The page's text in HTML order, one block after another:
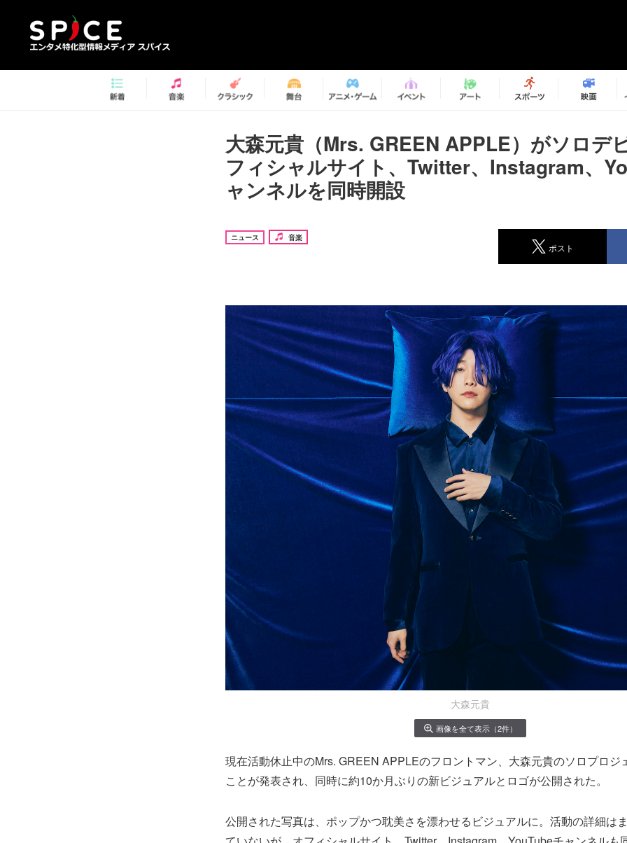
大森元貴（Mrs. GREEN APPLE）がソロ
フィシャルサイト、Twitter、Instagram、
ャンネルを同時開設
ニュース 音楽
ポスト
大森元貴
画像を全て表示（2件）
現在活動休止中のMrs. GREEN APPLEのフロントマン、大森元貴のソロプロジ
ことが発表され、同時に約10か月ぶりの新ビジュアルとロゴが公開された。
公開された写真は、ポップかつ耽美さを漂わせるビジュアルに。活動の詳細は